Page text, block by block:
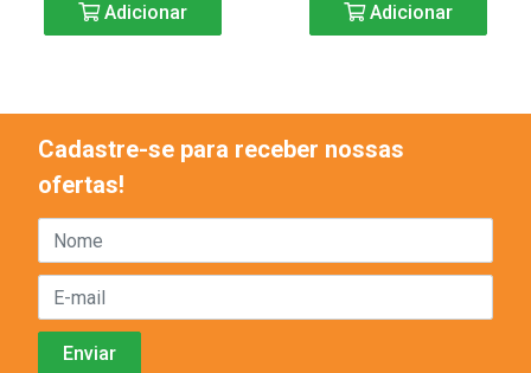
Adicionar Adicionar
Cadastre-se para receber nossas
ofertas!